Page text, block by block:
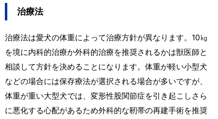
治療法
治療法は愛犬の体重によって治療方針が異なります。10㎏
を境に内科的治療か外科的治療を推奨されるかは獣医師と
相談して方針を決めることになります。体重が軽い小型犬
などの場合には保存療法が選択される場合が多いですが、
体重が重い大型犬では、変形性股関節症を引き起こしさら
に悪化する心配があるため外科的な靭帯の再建手術を推奨